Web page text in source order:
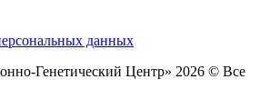
данных
Генетический Центр» 2026 © Все